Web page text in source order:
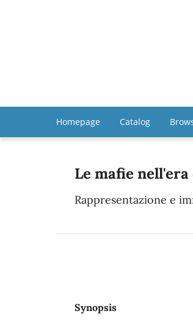
Homepage Catalog
Le mafie
Rappresentazione e
Synopsis